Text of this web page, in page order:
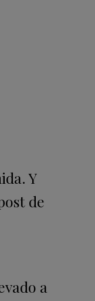
Y
de
a